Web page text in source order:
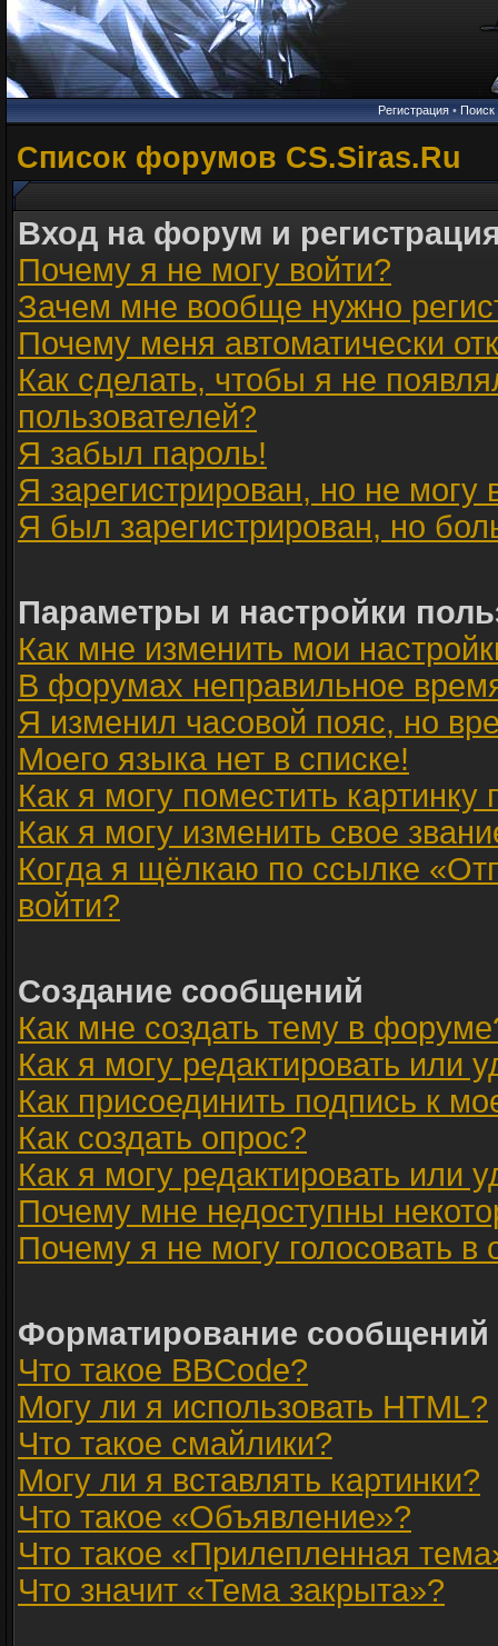
Регистрация• Поиск
Список форумов CS.Siras.Ru
Вход на форум и
Почему я не могу войти?
Зачем мне вообще нужно
Почему меня автоматически
Как сделать, чтобы я не
пользователей?
Я забыл пароль!
Я зарегистрирован, но не могу
Я был зарегистрирован, но
Параметры и настройки
Как мне изменить мои
В форумах неправильное
Я изменил часовой пояс, но
Моего языка нет в списке!
Как я могу поместить
Как я могу изменить свое
Когда я щёлкаю по ссылке
войти?
Создание сообщений
Как мне создать тему в
Как я могу редактировать или
Как присоединить подпись к
Как создать опрос?
Как я могу редактировать или
Почему мне недоступны
Почему я не могу голосовать в
Форматирование
Что такое BBCode?
Могу ли я использовать HTML?
Что такое смайлики?
Могу ли я вставлять картинки?
Что такое «Объявление»?
Что такое «Прилепленная
Что значит «Тема закрыта»?